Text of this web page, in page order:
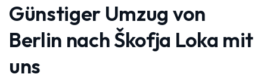
Günstiger Umzug von
Berlin nach Škofja Loka mit
uns